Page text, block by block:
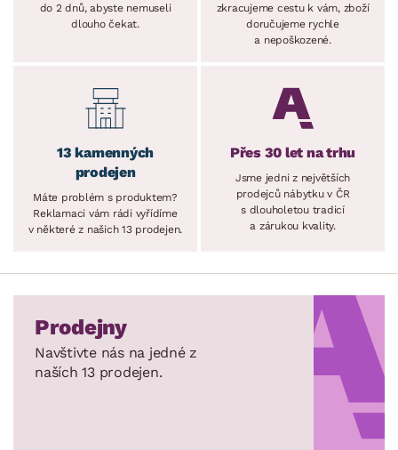
do 2 dnů, abyste nemuseli
dlouho čekat.
zkracujeme cestu k vám, zboží
doručujeme rychle
a nepoškozené.
13 kamenných
prodejen
Máte problém s produktem?
Reklamaci vám rádi vyřídíme
v některé z našich 13 prodejen.
Přes 30 let na trhu
Jsme jedni z největších
prodejců nábytku v ČR
s dlouholetou tradicí
a zárukou kvality.
Prodejny
Navštivte nás na jedné z
naších 13 prodejen.